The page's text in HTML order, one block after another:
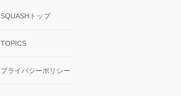
SQUASHトップ
TOPICS
プライバシーポリシー